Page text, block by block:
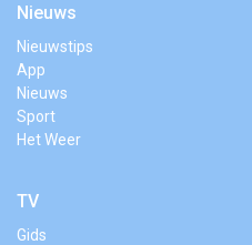
Nieuws
Nieuwstips
App
Nieuws
Sport
Het Weer
TV
Gids